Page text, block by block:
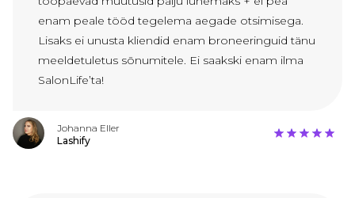
enam peale tööd tegelema aegade otsimisega.
Lisaks ei unusta kliendid enam broneeringuid tänu
meeldetuletus sõnumitele. Ei saakski enam ilma
SalonLife’ta!
Johanna Eller
Lashify